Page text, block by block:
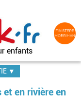
enfants
▼
et en rivière en